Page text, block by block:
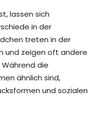
lassen sich
in der
treten in der
und zeigen oft andere
die
ähnlich sind,
und sozialen